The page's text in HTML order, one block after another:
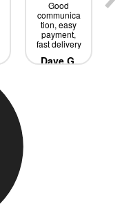
Good
communica
tion, easy
payment,
fast delivery
Dave G.